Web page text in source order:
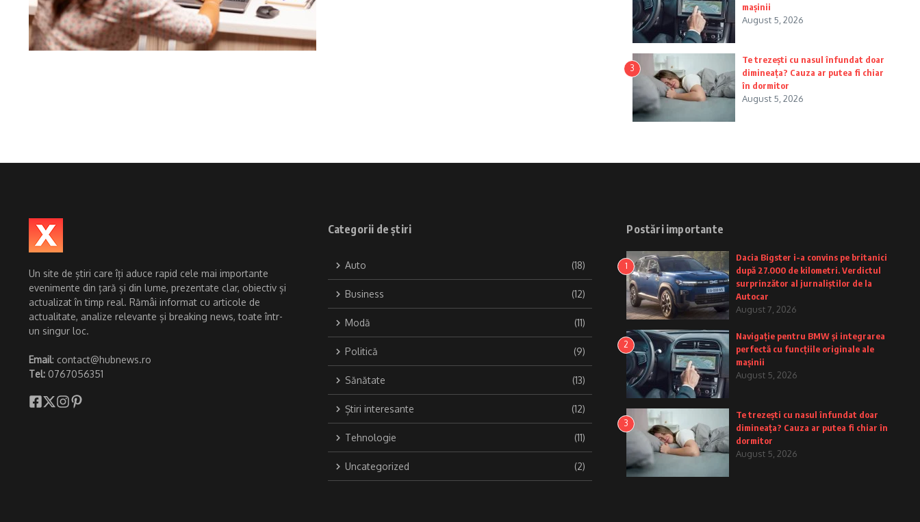
mașinii
August 5, 2026
3
Te trezești cu nasul înfundat doar
dimineața? Cauza ar putea fi chiar
în dormitor
August 5, 2026
Un site de știri care îți aduce rapid cele mai importante
evenimente din țară și din lume, prezentate clar, obiectiv și
actualizat în timp real. Rămâi informat cu articole de
actualitate, analize relevante și breaking news, toate într-
un singur loc.
Email: contact@hubnews.ro
Tel: 0767056351
Categorii de știri
Auto (18)
Business (12)
Modă (11)
Politică (9)
Sănătate (13)
Știri interesante (12)
Tehnologie (11)
Uncategorized (2)
Postări importante
1
Dacia Bigster i-a convins pe britanici
după 27.000 de kilometri. Verdictul
surprinzător al jurnaliștilor de la
Autocar
August 7, 2026
2
Navigație pentru BMW și integrarea
perfectă cu funcțiile originale ale
mașinii
August 5, 2026
3
Te trezești cu nasul înfundat doar
dimineața? Cauza ar putea fi chiar în
dormitor
August 5, 2026